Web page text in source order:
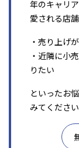
年のキャリ
愛される店
・売り上げ
・近隣に小
りたい
といったお
みてください